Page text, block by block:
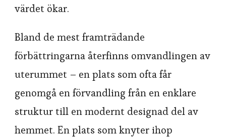
värdet ökar.
Bland de mest framträdande
förbättringarna återfinns omvandlingen av
uterummet – en plats som ofta får
genomgå en förvandling från en enklare
struktur till en modernt designad del av
hemmet. En plats som knyter ihop